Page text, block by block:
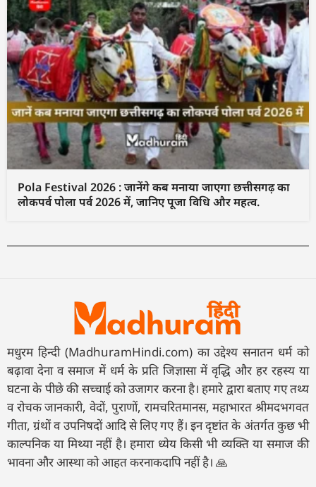
Pola Festival 2026 : जानेंगे कब मनाया जाएगा छत्तीसगढ़ का
लोकपर्व पोला पर्व 2026 में, जानिए पूजा विधि और महत्व.
मधुरम हिन्दी (MadhuramHindi.com) का उद्देश्य सनातन धर्म को
बढ़ावा देना व समाज में धर्म के प्रति जिज्ञासा में वृद्धि और हर रहस्य या
घटना के पीछे की सच्चाई को उजागर करना है। हमारे द्वारा बताए गए तथ्य
व रोचक जानकारी, वेदों, पुराणों, रामचरितमानस, महाभारत श्रीमदभगवत
गीता, ग्रंथों व उपनिषदों आदि से लिए गए हैं। इन दृष्टांत के अंतर्गत कुछ भी
काल्पनिक या मिथ्या नहीं है। हमारा ध्येय किसी भी व्यक्ति या समाज की
भावना और आस्था को आहत करनाकदापि नहीं है। 🙏